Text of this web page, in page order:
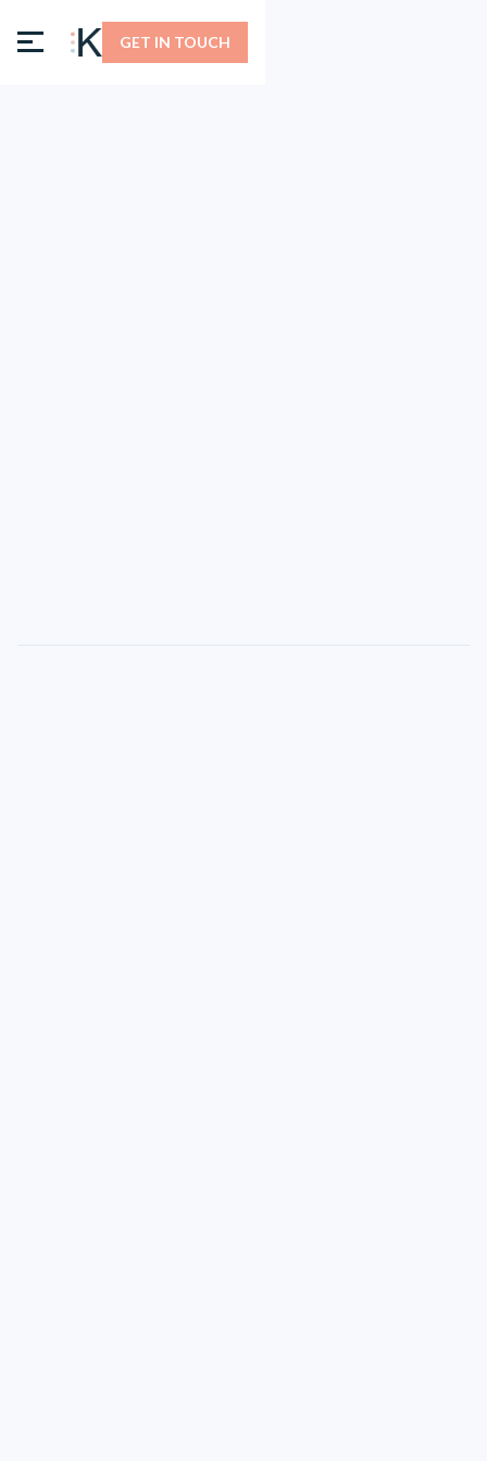
GET IN TOUCH